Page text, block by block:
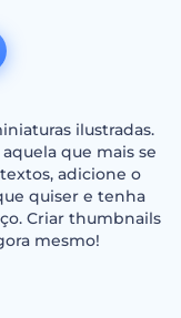
ilustradas.
que mais se
adicione o
quiser e tenha
Criar thumbnails
mesmo!